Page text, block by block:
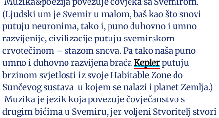
(Ljudski um je Svemir u malom, baš kao što snovi
putuju neuronima, tako i, puno duhovno i umno
razvijenije, civilizacije putuju svemirskom
crvotečinom – stazom snova. Pa tako naša puno
umno i duhovno razvijena braćaKeplerputuju
brzinom svjetlosti iz svoje Habitable Zone do
Sunčevog sustava u kojem se nalazi i planet Zemlja.)
Muzika je jezik koja povezuje čovječanstvo s
drugim bićima u Svemiru, jer voljeni Stvoritelj stvori